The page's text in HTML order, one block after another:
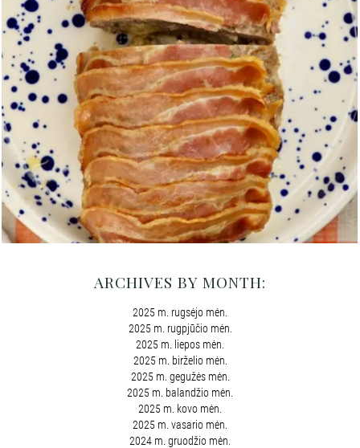
ARCHIVES BY MONTH:
2025 m. rugsėjo mėn.
2025 m. rugpjūčio mėn.
2025 m. liepos mėn.
2025 m. birželio mėn.
2025 m. gegužės mėn.
2025 m. balandžio mėn.
2025 m. kovo mėn.
2025 m. vasario mėn.
2024 m. gruodžio mėn.